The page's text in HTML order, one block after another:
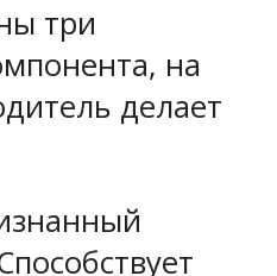
три
на
делает